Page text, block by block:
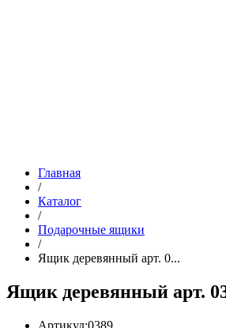
Главная
/
Каталог
/
Подарочные ящики
/
Ящик деревянный арт. 0...
Ящик деревянный арт.
Артикул:0389